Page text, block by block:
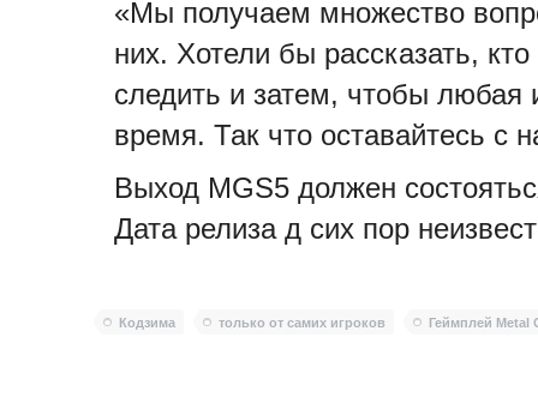
«Мы получаем множество
них. Хотели бы рассказать,
следить и затем, чтобы
время. Так что оставайтесь с
Выход MGS5 должен
Дата релиза д сих пор
Кодзима только от самих игроков Геймплей Metal